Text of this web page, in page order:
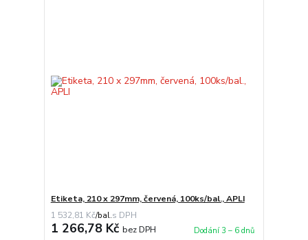
Etiketa, 210 x 297mm, červená, 100ks/bal., APLI
1 532,81 Kč/bal.
1 266,78 Kč bez DPH Dodání 3 – 6 dnů